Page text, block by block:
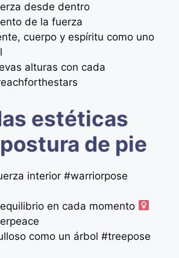
desde dentro
de la fuerza
cuerpo y espíritu como uno
alturas con cada
estéticas
de pie
interior #warriorpose
en cada momento
como un árbol #treepose